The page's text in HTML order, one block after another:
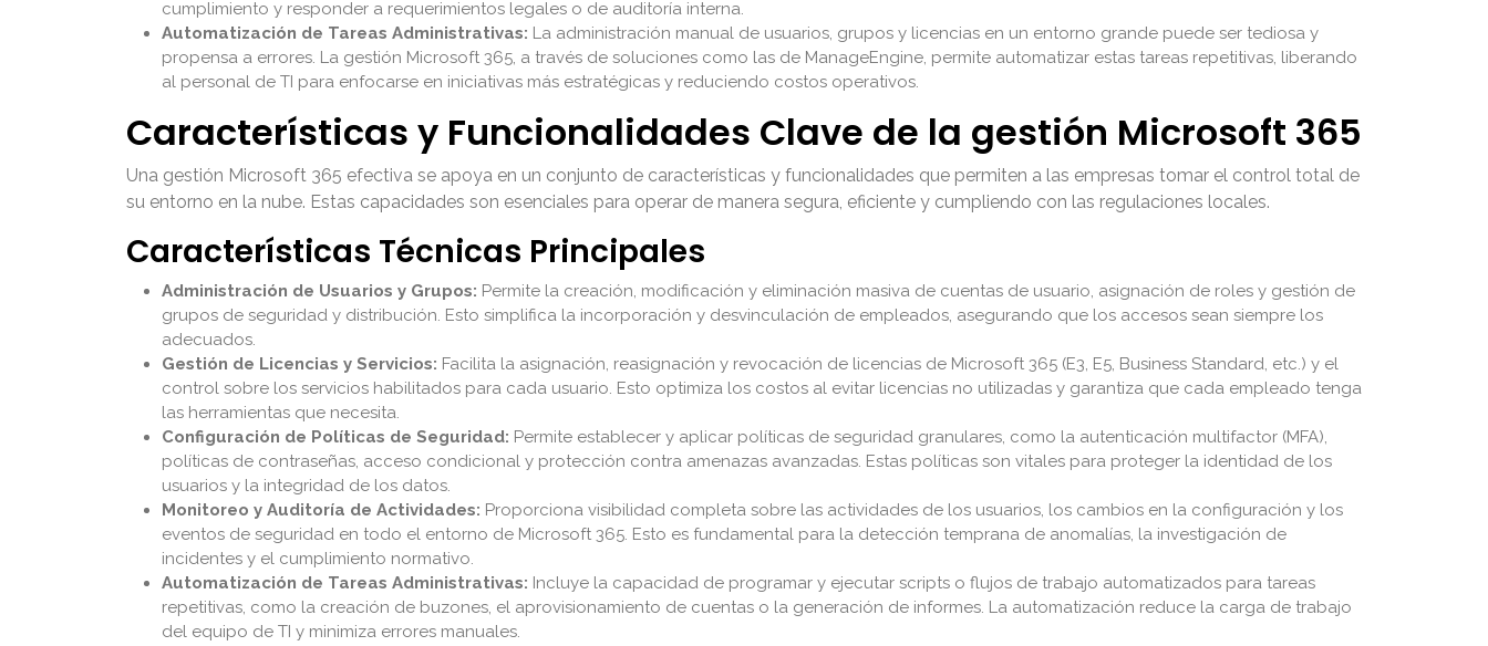
cumplimiento y responder a requerimientos legales o de auditoría interna.
Automatización de Tareas Administrativas: La administración manual de usuarios, grupos y licencias en un entorno grande puede ser tediosa y
propensa a errores. La gestión Microsoft 365, a través de soluciones como las de ManageEngine, permite automatizar estas tareas repetitivas, liberando
al personal de TI para enfocarse en iniciativas más estratégicas y reduciendo costos operativos.
Características y Funcionalidades Clave de la gestión Microsoft 365
Una gestión Microsoft 365 efectiva se apoya en un conjunto de características y funcionalidades que permiten a las empresas tomar el control total de
su entorno en la nube. Estas capacidades son esenciales para operar de manera segura, eficiente y cumpliendo con las regulaciones locales.
Características Técnicas Principales
Administración de Usuarios y Grupos: Permite la creación, modificación y eliminación masiva de cuentas de usuario, asignación de roles y gestión de
grupos de seguridad y distribución. Esto simplifica la incorporación y desvinculación de empleados, asegurando que los accesos sean siempre los
adecuados.
Gestión de Licencias y Servicios: Facilita la asignación, reasignación y revocación de licencias de Microsoft 365 (E3, E5, Business Standard, etc.) y el
control sobre los servicios habilitados para cada usuario. Esto optimiza los costos al evitar licencias no utilizadas y garantiza que cada empleado tenga
las herramientas que necesita.
Configuración de Políticas de Seguridad: Permite establecer y aplicar políticas de seguridad granulares, como la autenticación multifactor (MFA),
políticas de contraseñas, acceso condicional y protección contra amenazas avanzadas. Estas políticas son vitales para proteger la identidad de los
usuarios y la integridad de los datos.
Monitoreo y Auditoría de Actividades: Proporciona visibilidad completa sobre las actividades de los usuarios, los cambios en la configuración y los
eventos de seguridad en todo el entorno de Microsoft 365. Esto es fundamental para la detección temprana de anomalías, la investigación de
incidentes y el cumplimiento normativo.
Automatización de Tareas Administrativas: Incluye la capacidad de programar y ejecutar scripts o flujos de trabajo automatizados para tareas
repetitivas, como la creación de buzones, el aprovisionamiento de cuentas o la generación de informes. La automatización reduce la carga de trabajo
del equipo de TI y minimiza errores manuales.